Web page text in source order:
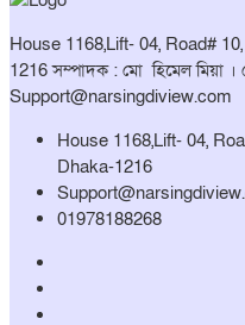
House 1168,Lift- 04, Road#
1216 সম্পাদক : মো হিমেল মিয়া
Support@narsingdiview.com
House 1168,Lift- 04,
Dhaka-1216
01978188268